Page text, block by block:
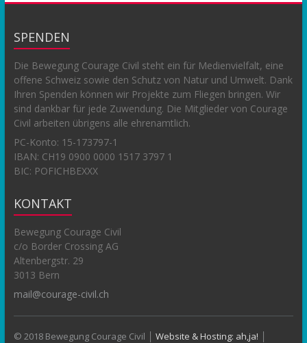
SPENDEN
Die Bewegung Courage Civil steht ein für Medienvielfalt, eine
offene Schweiz sowie den Schutz von Natur und Umwelt. Dank
Ihren Spenden können wir Projekte zum Fliegen bringen. Wir
sind dankbar für jede Zuwendung. Die Mitglieder von Courage
Civil arbeiten übrigens alle ehrenamtlich.
PC-Konto: 15-173797-1
IBAN: CH19 0900 0000 1517 3797 1
BIC: POFICHBEXXX
KONTAKT
Bewegung Courage Civil
c/o Border Crossing AG
Altenbergstr. 29
3013 Bern
mail@courage-civil.ch
© 2018 Bewegung Courage Civil │ Website & Hosting: ah,ja!